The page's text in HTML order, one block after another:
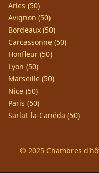
Arles (50)
Avignon (50)
Bordeaux (50)
Carcassonne (50)
Honfleur (50)
Lyon (50)
Marseille (50)
Nice (50)
Paris (50)
Sarlat-la-Canéda (50)
© 2025 Chambres